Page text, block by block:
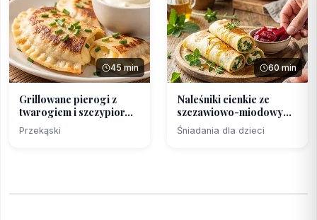
45 min
Grillowane pierogi z
twarogiem i szczypior...
Przekąski
60 min
Naleśniki cienkie ze
szczawiowo-miodowym
n...
Śniadania dla dzieci